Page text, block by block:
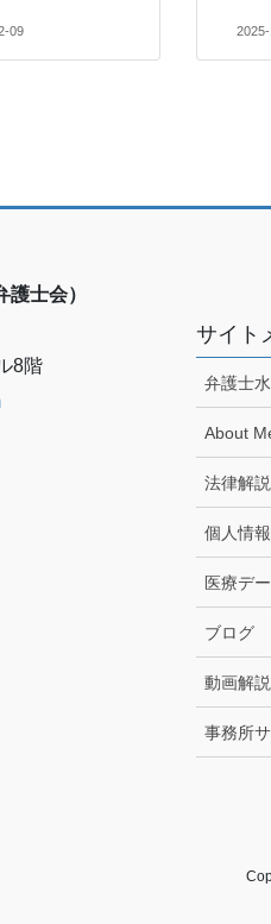
09
士会）
8階
サイト
弁護士
About
法律解説
個人情
医療デ
ブログ
動画解説
事務所